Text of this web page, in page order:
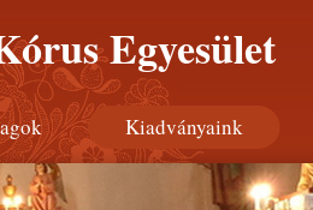
Egyesület
Kiadványaink